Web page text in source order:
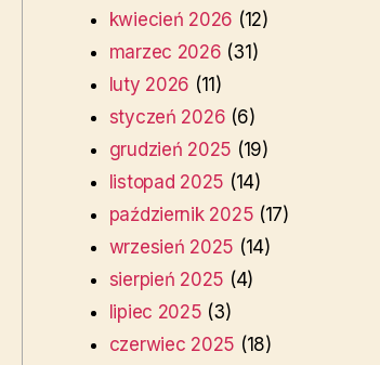
kwiecień 2026 (12)
marzec 2026 (31)
luty 2026 (11)
styczeń 2026 (6)
grudzień 2025 (19)
listopad 2025 (14)
październik 2025 (17)
wrzesień 2025 (14)
sierpień 2025 (4)
lipiec 2025 (3)
czerwiec 2025 (18)